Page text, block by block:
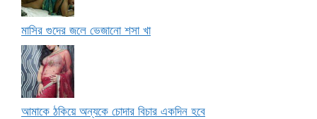
মাসির গুদের জলে ভেজানো শসা খা
আমাকে ঠকিয়ে অন্যকে চোদার বিচার একদিন হবে